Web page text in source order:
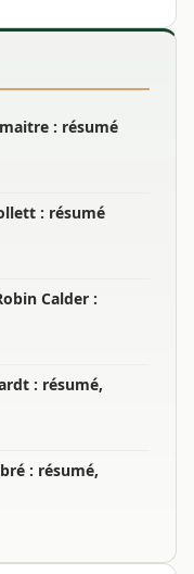
: résumé
: résumé
Calder :
: résumé,
: résumé,